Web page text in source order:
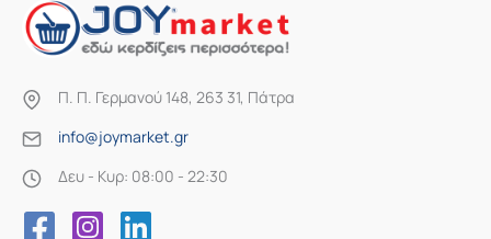
Π. Π. Γερμανού 148, 263 31, Πάτρα
info@joymarket.gr
Δευ - Κυρ: 08:00 - 22:30